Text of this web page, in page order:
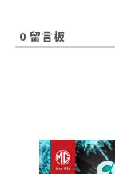
0 留言板